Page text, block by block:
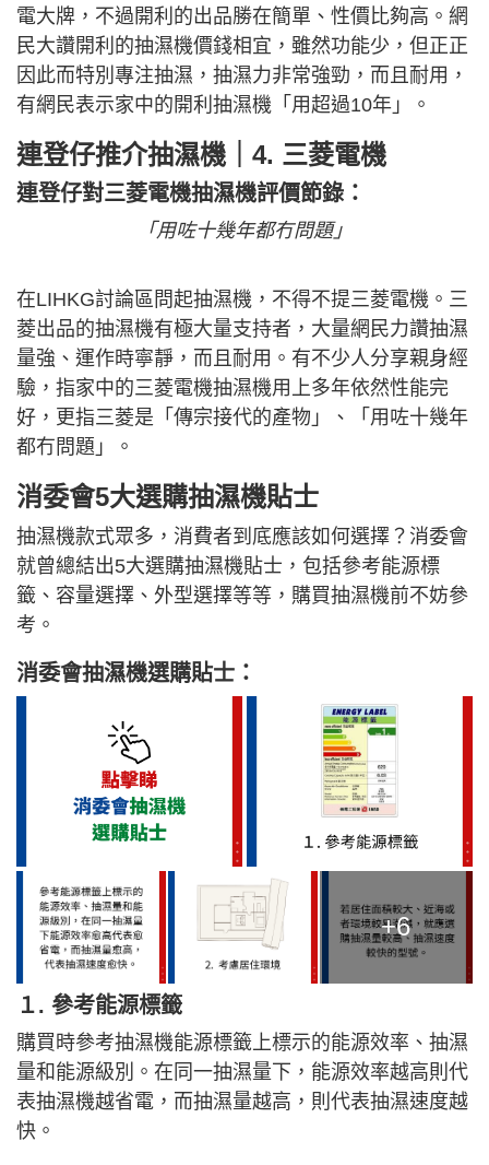
電大牌，不過開利的出品勝在簡單、性價比夠高。網
民大讚開利的抽濕機價錢相宜，雖然功能少，但正正
因此而特別專注抽濕，抽濕力非常強勁，而且耐用，
有網民表示家中的開利抽濕機「用超過10年」。
連登仔推介抽濕機｜4. 三菱電機
連登仔對三菱電機抽濕機評價節錄：
「用咗十幾年都冇問題」
在LIHKG討論區問起抽濕機，不得不提三菱電機。三
菱出品的抽濕機有極大量支持者，大量網民力讚抽濕
量強、運作時寧靜，而且耐用。有不少人分享親身經
驗，指家中的三菱電機抽濕機用上多年依然性能完
好，更指三菱是「傳宗接代的產物」、「用咗十幾年
都冇問題」。
消委會5大選購抽濕機貼士
抽濕機款式眾多，消費者到底應該如何選擇？消委會
就曾總結出5大選購抽濕機貼士，包括參考能源標
籤、容量選擇、外型選擇等等，購買抽濕機前不妨參
考。
消委會抽濕機選購貼士：
+6
１. 參考能源標籤
購買時參考抽濕機能源標籤上標示的能源效率、抽濕
量和能源級別。在同一抽濕量下，能源效率越高則代
表抽濕機越省電，而抽濕量越高，則代表抽濕速度越
快。